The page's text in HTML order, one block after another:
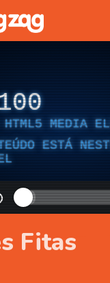
HTML5 MEDIA
ESTÁ
Fitas